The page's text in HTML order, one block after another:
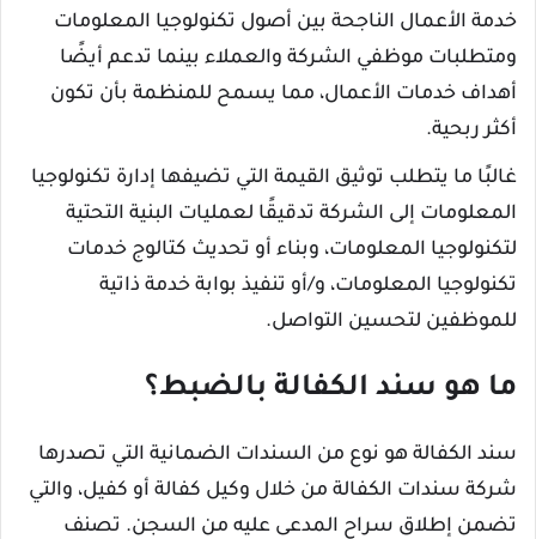
خدمة الأعمال الناجحة بين أصول تكنولوجيا المعلومات
ومتطلبات موظفي الشركة والعملاء بينما تدعم أيضًا
أهداف خدمات الأعمال، مما يسمح للمنظمة بأن تكون
أكثر ربحية.
غالبًا ما يتطلب توثيق القيمة التي تضيفها إدارة تكنولوجيا
المعلومات إلى الشركة تدقيقًا لعمليات البنية التحتية
لتكنولوجيا المعلومات، وبناء أو تحديث كتالوج خدمات
تكنولوجيا المعلومات، و/أو تنفيذ بوابة خدمة ذاتية
للموظفين لتحسين التواصل.
ما هو سند الكفالة بالضبط؟
سند الكفالة هو نوع من السندات الضمانية التي تصدرها
شركة سندات الكفالة من خلال وكيل كفالة أو كفيل، والتي
تضمن إطلاق سراح المدعى عليه من السجن. تصنف